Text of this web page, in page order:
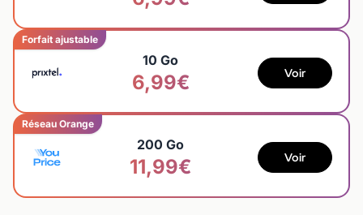
Forfait ajustable
10 Go
6,99€ Voir
Réseau Orange
200 Go
11,99€ Voir